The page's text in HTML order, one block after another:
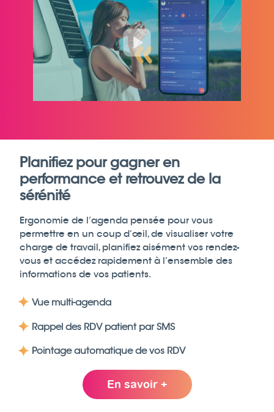
Planifiez pour gagner en
performance et retrouvez de la
sérénité
Ergonomie de l’agenda pensée pour vous
permettre en un coup d’œil, de visualiser votre
charge de travail, planifiez aisément vos rendez-
vous et accédez rapidement à l’ensemble des
informations de vos patients.
Vue multi-agenda
Rappel des RDV patient par SMS
Pointage automatique de vos RDV
En savoir +